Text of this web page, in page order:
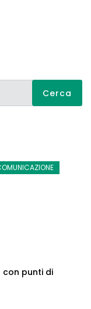
con punti di